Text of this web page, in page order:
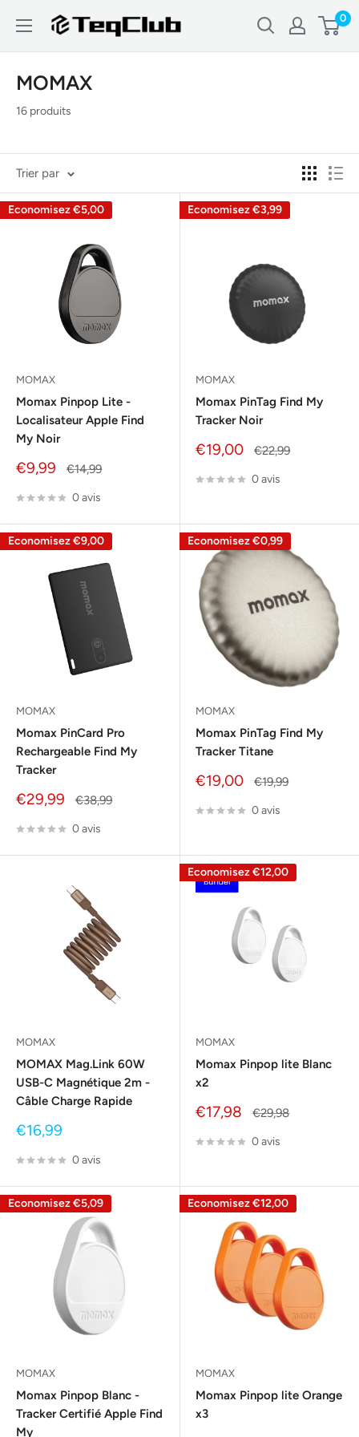
contenu
TeqClub.com 0
MOMAX
16 produits
Trier par
Economisez€5,00
MOMAX
Momax Pinpop Lite -
Localisateur Apple Find
My Noir
Prix
€9,99
Prix
€14,99
0 avis
Economisez€3,99
MOMAX
Momax PinTag Find My
Tracker Noir
Prix
€19,00
Prix
€22,99
0 avis
Economisez€9,00
MOMAX
Momax PinCard Pro
Rechargeable Find My
Tracker
Prix
€29,99
Prix
€38,99
0 avis
Economisez€0,99
MOMAX
Momax PinTag Find My
Tracker Titane
Prix
€19,00
Prix
€19,99
0 avis
MOMAX
MOMAX Mag.Link 60W
USB-C Magnétique 2m -
Câble Charge Rapide
Prix
€16,99
0 avis
Economisez€12,00
MOMAX
Momax Pinpop lite Blanc
x2
Prix
€17,98
Prix
€29,98
0 avis
Economisez€5,09
MOMAX
Momax Pinpop Blanc -
Tracker Certifié Apple Find
My
Economisez€12,00
MOMAX
Momax Pinpop lite Orange
x3